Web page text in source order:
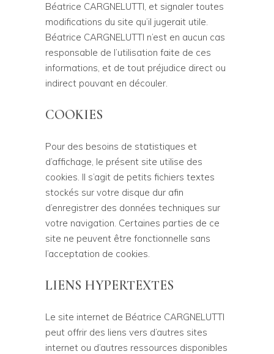
Béatrice CARGNELUTTI, et signaler toutes
modifications du site qu’il jugerait utile.
Béatrice CARGNELUTTI n’est en aucun cas
responsable de l’utilisation faite de ces
informations, et de tout préjudice direct ou
indirect pouvant en découler.
COOKIES
Pour des besoins de statistiques et
d’affichage, le présent site utilise des
cookies. Il s’agit de petits fichiers textes
stockés sur votre disque dur afin
d’enregistrer des données techniques sur
votre navigation. Certaines parties de ce
site ne peuvent être fonctionnelle sans
l’acceptation de cookies.
LIENS HYPERTEXTES
Le site internet de Béatrice CARGNELUTTI
peut offrir des liens vers d’autres sites
internet ou d’autres ressources disponibles